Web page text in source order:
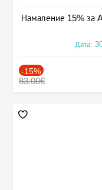
Намаление 15% за
Дата:
-15%
83.00€